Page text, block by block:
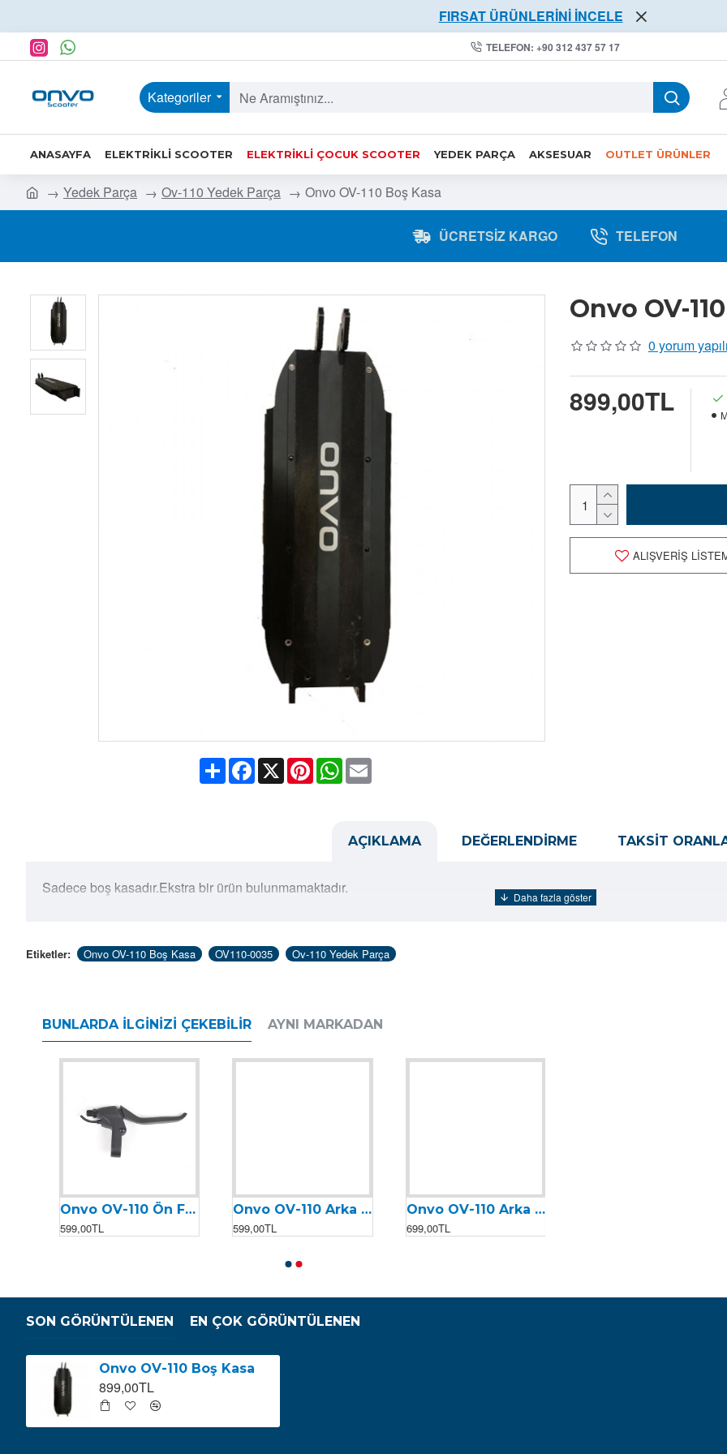
FIRSAT ÜRÜNLERİNİ İNCELE
TELEFON: +90 312 437 57 17
Kategoriler
ANASAYFA ELEKTRIKLI SCOOTER ELEKTRIKLI ÇOCUK SCOOTER YEDEK PARÇA AKSESUAR OUTLET ÜRÜNLER
Yedek Parça Ov-110 Yedek Parça Onvo OV-110 Boş Kasa
ÜCRETSIZ KARGO TELEFON
ShareFacebook
X PinterestWhatsApp
Email
Onvo OV-
0 yorum
899,00TL
ALIŞVERIŞ
AÇIKLAMA DEĞERLENDIRME TAKSIT
Sadece boş kasadır.Ekstra bir ürün bulunmamaktadır.
Etiketler: Onvo OV-110 Boş Kasa OV110-0035 Ov-110 Yedek Parça
BUNLARDA İLGINIZI ÇEKEBILIR AYNI MARKADAN
Onvo OV-110 Ön Fren Kolu (Sağ Fren Kolu)
599,00TL
Onvo OV-110 Arka Fren Kolu (Sol Fren Kolu)
599,00TL
Onvo OV-110 Arka Süspansiyon
699,00TL
SON GÖRÜNTÜLENEN EN ÇOK GÖRÜNTÜLENEN
Onvo OV-110 Boş Kasa
899,00TL